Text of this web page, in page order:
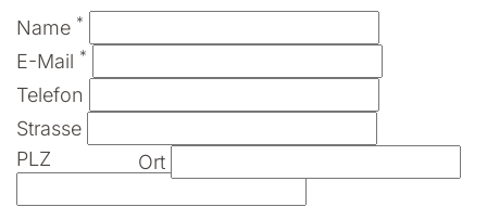
Name *
E-Mail *
Telefon
Strasse
PLZ
Ort